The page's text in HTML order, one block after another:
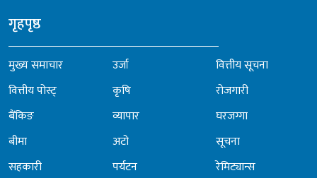
गृहपृष्ठ
मुख्य समाचार
वित्तीय पोस्ट्
बैंकिङ
बीमा
सहकारी
उर्जा
कृषि
व्यापार
अटो
पर्यटन
वित्तीय सूचना
रोजगारी
घरजग्गा
सूचना
रेमिट्यान्स